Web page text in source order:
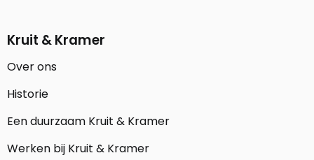
Kruit & Kramer
Over ons
Historie
Een duurzaam Kruit & Kramer
Werken bij Kruit & Kramer